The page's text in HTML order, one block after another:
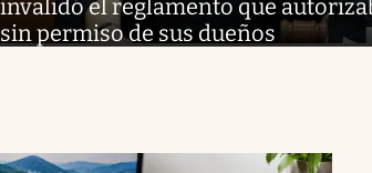
invalidó el reglamento que
sin permiso de sus dueños